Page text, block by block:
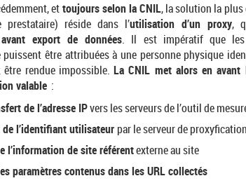
ettoujours selon la CNIL, la solution la plus
prestataire) réside dans l’utilisation d’un proxy,
export de données. Il est impératif que les
puissent être attribuées à une personne physique
rendue impossible.La CNIL met alors en avant
valable :
de l’adresse IPvers les serveurs de l’outil de
l’identifiant utilisateur par le serveur de proxyfication
l’information de site référentexterne au site
paramètres contenus dans les URL collectés